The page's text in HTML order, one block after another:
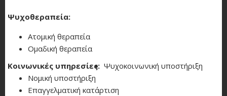
Ψυχοθεραπεία:
Ατομική θεραπεία
Ομαδική θεραπεία
Κοινωνικές υπηρεσίες Ψυχοκοινωνική υποστήριξη
Νομική υποστήριξη
Επαγγελματική κατάρτιση